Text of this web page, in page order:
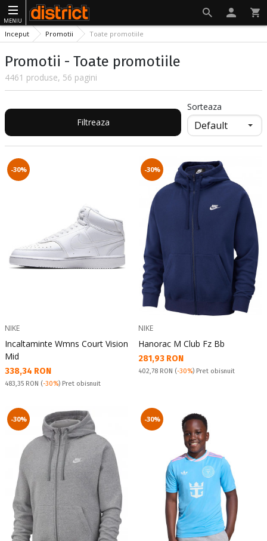
MENIU
Inceput Promotii Toate promotiile
Promotii - Toate promotiile
4461 produse, 56 pagini
Filtreaza
Sorteaza
-30%
NIKE
Incaltaminte Wmns Court Vision
Mid
Текуща цена:
338,34 RON
Pret obisnuit:
483,35 RON (-30%) Pret obisnuit
-30%
NIKE
Hanorac M Club Fz Bb
Текуща цена:
281,93 RON
Pret obisnuit:
402,78 RON (-30%) Pret obisnuit
-30% -30%